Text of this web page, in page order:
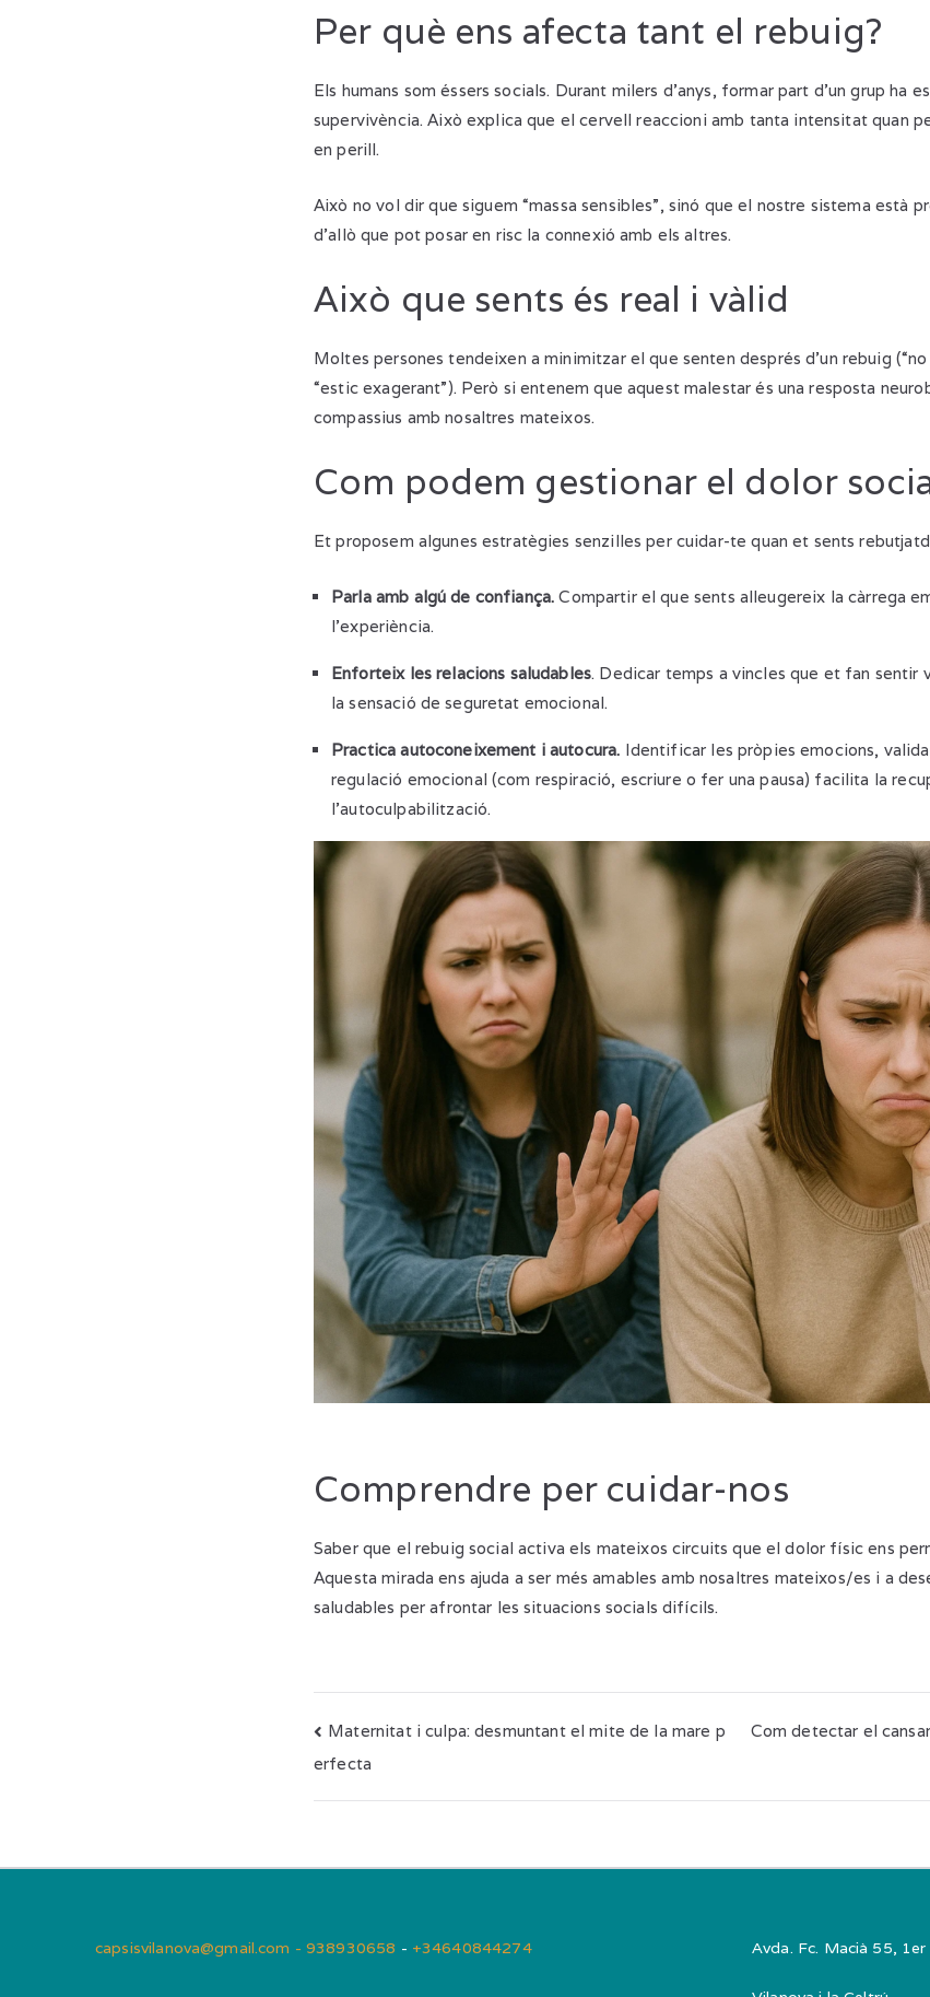
Per què ens afecta tant el rebuig?
Els humans som éssers socials. Durant milers d’anys, formar part d’un grup ha
supervivència. Això explica que el cervell reaccioni amb tanta intensitat quan
en perill.
Això no vol dir que siguem “massa sensibles”, sinó que el nostre sistema està
d’allò que pot posar en risc la connexió amb els altres.
Això que sents és real i vàlid
Moltes persones tendeixen a minimitzar el que senten després d’un rebuig
“estic exagerant”). Però si entenem que aquest malestar és una resposta
compassius amb nosaltres mateixos.
Com podem gestionar el dolor
Et proposem algunes estratègies senzilles per cuidar-te quan et sents
Parla amb algú de confiança. Compartir el que sents alleugereix la càrrega
l’experiència.
Enforteix les relacions saludables. Dedicar temps a vincles que et fan
la sensació de seguretat emocional.
Practica autoconeixement i autocura. Identificar les pròpies emocions,
regulació emocional (com respiració, escriure o fer una pausa) facilita la
l’autoculpabilització.
Comprendre per cuidar-nos
Saber que el rebuig social activa els mateixos circuits que el dolor físic ens
Aquesta mirada ens ajuda a ser més amables amb nosaltres mateixos/es i a
saludables per afrontar les situacions socials difícils.
Navegació
d'entrades
Maternitat i culpa: desmuntant el mite de la mare p
erfecta
Com detectar el
capsisvilanova@gmail.com - 938930658 - +34640844274 Avda. Fc. Macià 55,